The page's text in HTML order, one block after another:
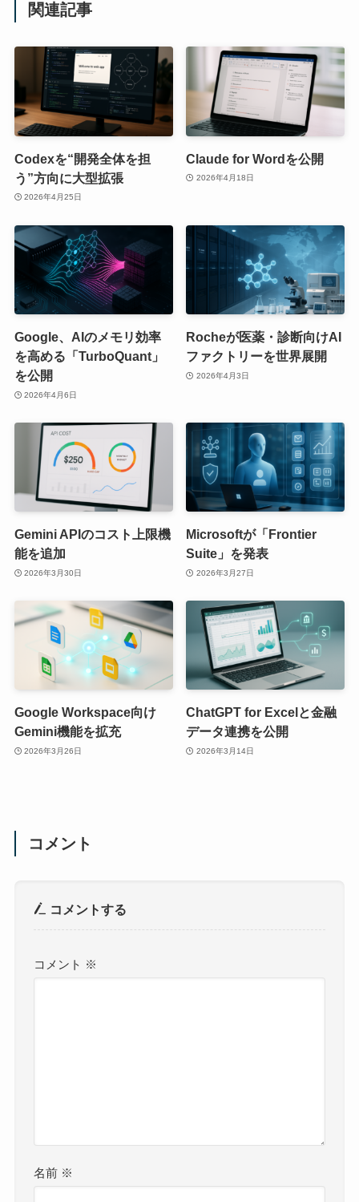
関連記事
Codexを“開発全体を担
う”方向に大型拡張
2026年4月25日
Claude for Wordを公開
2026年4月18日
Google、AIのメモリ効率
を高める「TurboQuant」
を公開
2026年4月6日
Rocheが医薬・診断向けAI
ファクトリーを世界展開
2026年4月3日
Gemini APIのコスト上限機
能を追加
2026年3月30日
Microsoftが「Frontier
Suite」を発表
2026年3月27日
Google Workspace向け
Gemini機能を拡充
2026年3月26日
ChatGPT for Excelと金融
データ連携を公開
2026年3月14日
コメント
コメントする
コメント ※
名前 ※